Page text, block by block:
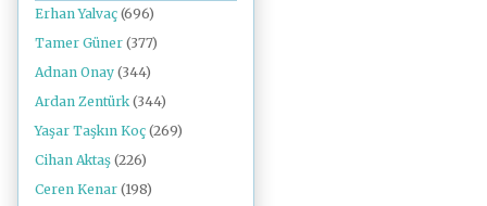
Erhan Yalvaç (696)
Tamer Güner (377)
Adnan Onay (344)
Ardan Zentürk (344)
Yaşar Taşkın Koç (269)
Cihan Aktaş (226)
Ceren Kenar (198)